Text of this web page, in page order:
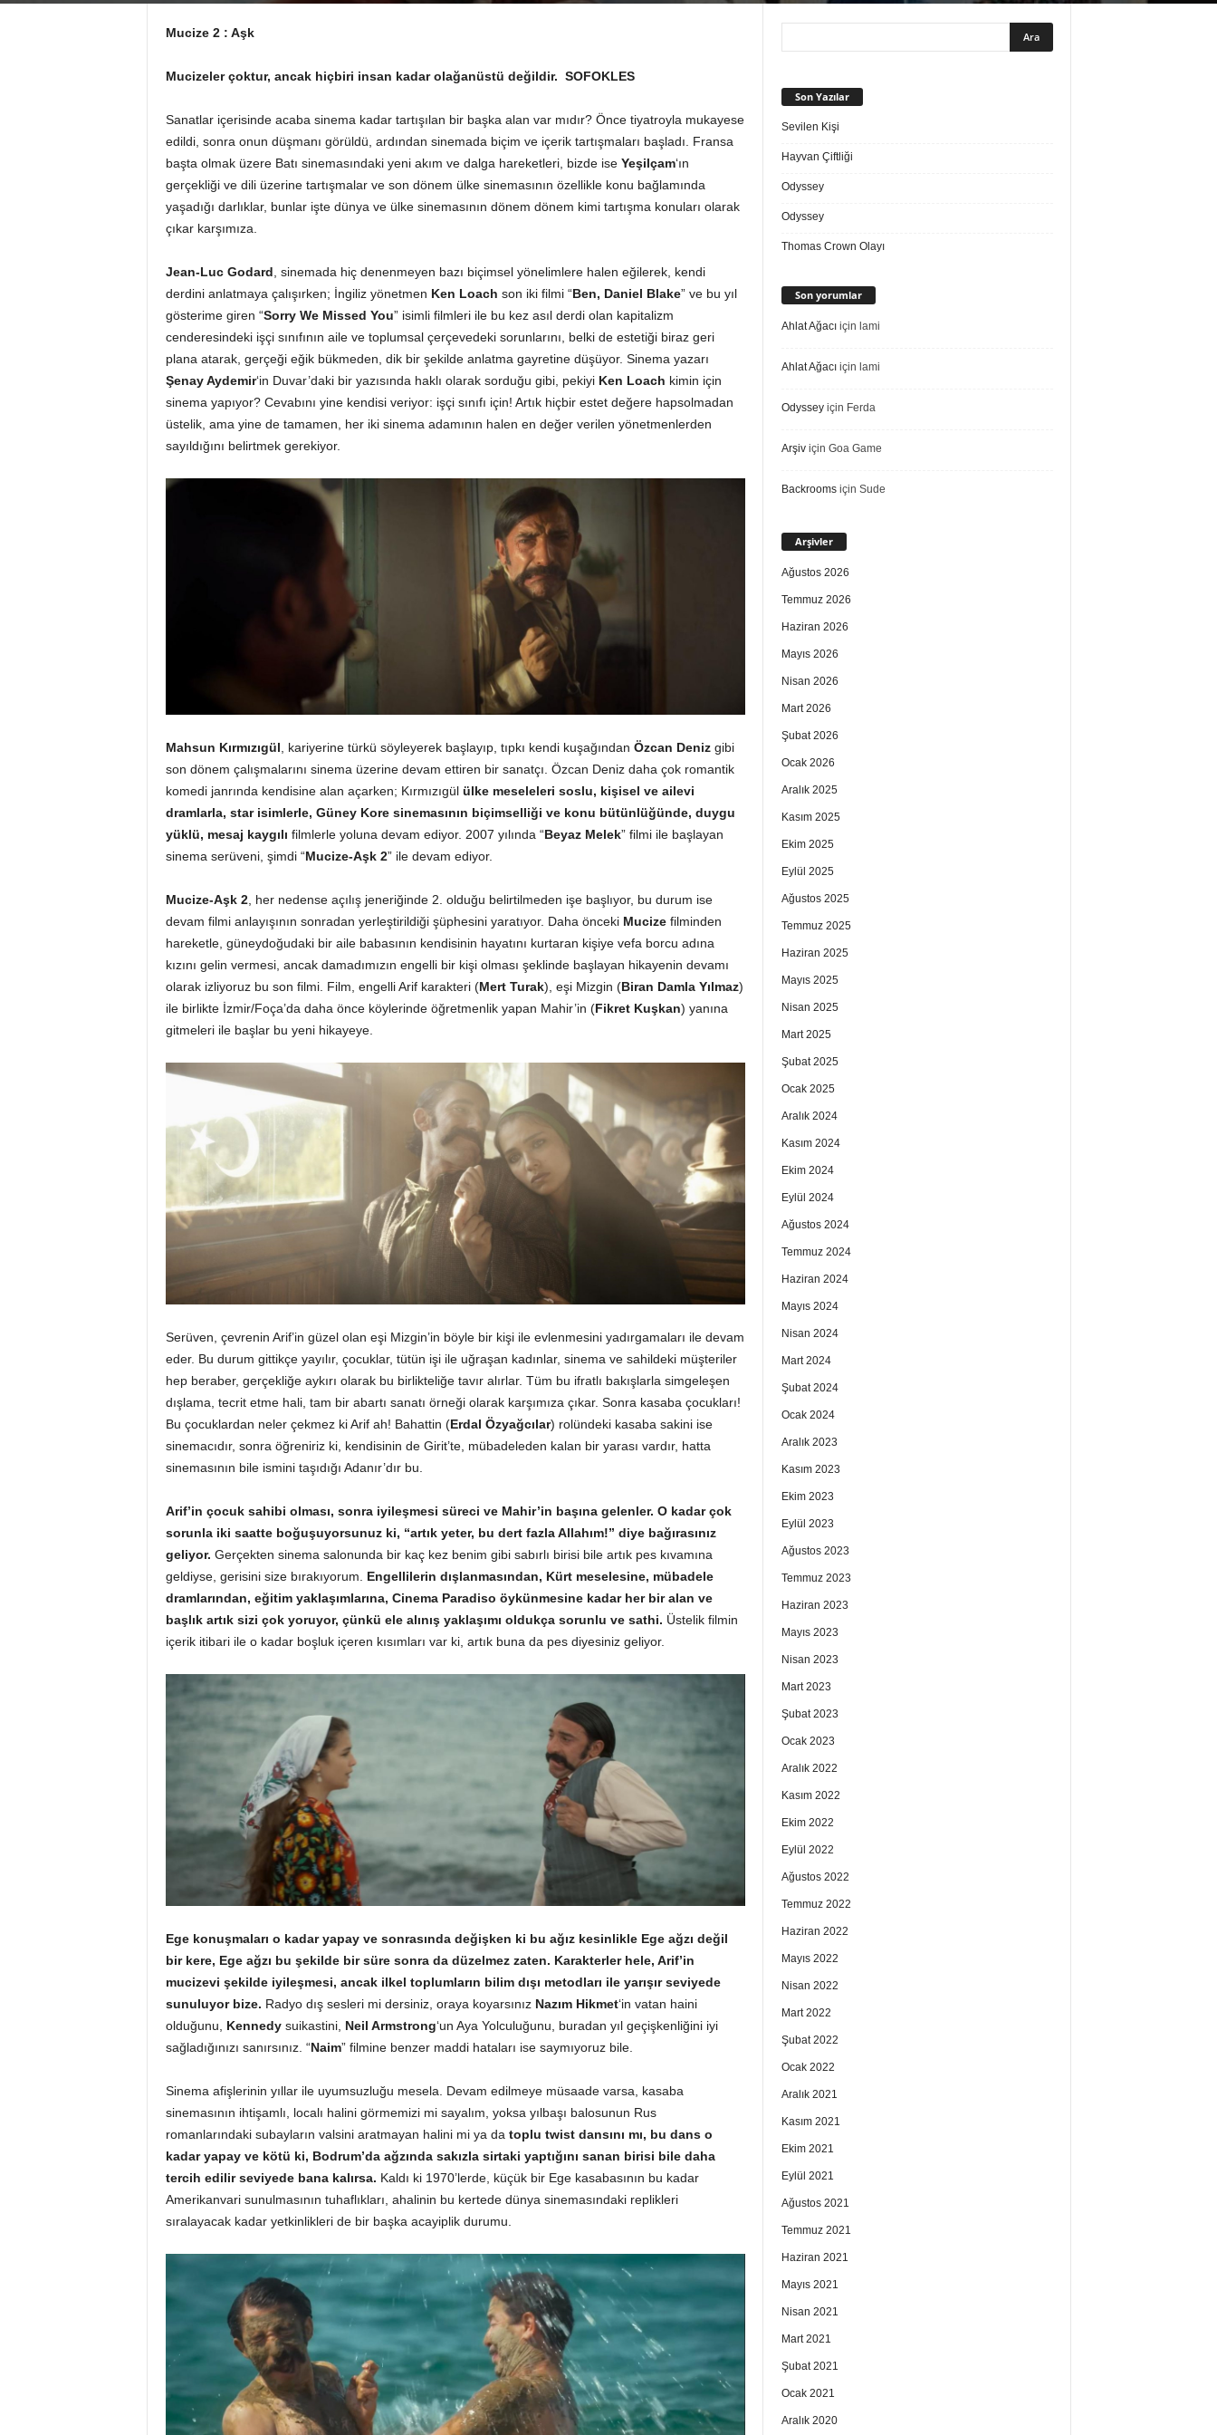
Mucize 2 : Aşk
Mucizeler çoktur, ancak hiçbiri insan kadar olağanüstü değildir. SOFOKLES
Sanatlar içerisinde acaba sinema kadar tartışılan bir başka alan var mıdır? Önce tiyatroyla mukayese
edildi, sonra onun düşmanı görüldü, ardından sinemada biçim ve içerik tartışmaları başladı. Fransa
başta olmak üzere Batı sinemasındaki yeni akım ve dalga hareketleri, bizde ise Yeşilçam‘ın
gerçekliği ve dili üzerine tartışmalar ve son dönem ülke sinemasının özellikle konu bağlamında
yaşadığı darlıklar, bunlar işte dünya ve ülke sinemasının dönem dönem kimi tartışma konuları olarak
çıkar karşımıza.
Jean-Luc Godard , sinemada hiç denenmeyen bazı biçimsel yönelimlere halen eğilerek, kendi
derdini anlatmaya çalışırken; İngiliz yönetmen Ken Loach son iki filmi “Ben, Daniel Blake” ve bu yıl
gösterime giren “Sorry We Missed You” isimli filmleri ile bu kez asıl derdi olan kapitalizm
cenderesindeki işçi sınıfının aile ve toplumsal çerçevedeki sorunlarını, belki de estetiği biraz geri
plana atarak, gerçeği eğik bükmeden, dik bir şekilde anlatma gayretine düşüyor. Sinema yazarı
Şenay Aydemir‘in Duvar’daki bir yazısında haklı olarak sorduğu gibi, pekiyi Ken Loach kimin için
sinema yapıyor? Cevabını yine kendisi veriyor: işçi sınıfı için! Artık hiçbir estet değere hapsolmadan
üstelik, ama yine de tamamen, her iki sinema adamının halen en değer verilen yönetmenlerden
sayıldığını belirtmek gerekiyor.
Mahsun Kırmızıgül, kariyerine türkü söyleyerek başlayıp, tıpkı kendi kuşağından Özcan Denizgibi
son dönem çalışmalarını sinema üzerine devam ettiren bir sanatçı. Özcan Deniz daha çok romantik
komedi janrında kendisine alan açarken; Kırmızıgül ülke meseleleri soslu, kişisel ve ailevi
dramlarla, star isimlerle, Güney Kore sinemasının biçimselliği ve konu bütünlüğünde, duygu
yüklü, mesaj kaygılı filmlerle yoluna devam ediyor. 2007 yılında “Beyaz Melek” filmi ile başlayan
sinema serüveni, şimdi “Mucize-Aşk 2” ile devam ediyor.
Mucize-Aşk 2, her nedense açılış jeneriğinde 2. olduğu belirtilmeden işe başlıyor, bu durum ise
devam filmi anlayışının sonradan yerleştirildiği şüphesini yaratıyor. Daha önceki Mucizefilminden
hareketle, güneydoğudaki bir aile babasının kendisinin hayatını kurtaran kişiye vefa borcu adına
kızını gelin vermesi, ancak damadımızın engelli bir kişi olması şeklinde başlayan hikayenin devamı
olarak izliyoruz bu son filmi. Film, engelli Arif karakteri (Mert Turak), eşi Mizgin (Biran Damla Yılmaz)
ile birlikte İzmir/Foça’da daha önce köylerinde öğretmenlik yapan Mahir’in (Fikret Kuşkan) yanına
gitmeleri ile başlar bu yeni hikayeye.
Serüven, çevrenin Arif’in güzel olan eşi Mizgin’in böyle bir kişi ile evlenmesini yadırgamaları ile devam
eder. Bu durum gittikçe yayılır, çocuklar, tütün işi ile uğraşan kadınlar, sinema ve sahildeki müşteriler
hep beraber, gerçekliğe aykırı olarak bu birlikteliğe tavır alırlar. Tüm bu ifratlı bakışlarla simgeleşen
dışlama, tecrit etme hali, tam bir abartı sanatı örneği olarak karşımıza çıkar. Sonra kasaba çocukları!
Bu çocuklardan neler çekmez ki Arif ah! Bahattin (Erdal Özyağcılar) rolündeki kasaba sakini ise
sinemacıdır, sonra öğreniriz ki, kendisinin de Girit’te, mübadeleden kalan bir yarası vardır, hatta
sinemasının bile ismini taşıdığı Adanır’dır bu.
Arif’in çocuk sahibi olması, sonra iyileşmesi süreci ve Mahir’in başına gelenler. O kadar çok
sorunla iki saatte boğuşuyorsunuz ki, “artık yeter, bu dert fazla Allahım!” diye bağırasınız
geliyor. Gerçekten sinema salonunda bir kaç kez benim gibi sabırlı birisi bile artık pes kıvamına
geldiyse, gerisini size bırakıyorum. Engellilerin dışlanmasından, Kürt meselesine, mübadele
dramlarından, eğitim yaklaşımlarına, Cinema Paradiso öykünmesine kadar her bir alan ve
başlık artık sizi çok yoruyor, çünkü ele alınış yaklaşımı oldukça sorunlu ve sathi. Üstelik filmin
içerik itibari ile o kadar boşluk içeren kısımları var ki, artık buna da pes diyesiniz geliyor.
Ege konuşmaları o kadar yapay ve sonrasında değişken ki bu ağız kesinlikle Ege ağzı değil
bir kere, Ege ağzı bu şekilde bir süre sonra da düzelmez zaten. Karakterler hele, Arif’in
mucizevi şekilde iyileşmesi, ancak ilkel toplumların bilim dışı metodları ile yarışır seviyede
sunuluyor bize. Radyo dış sesleri mi dersiniz, oraya koyarsınız Nazım Hikmet‘in vatan haini
olduğunu, Kennedysuikastini, Neil Armstrong‘un Aya Yolculuğunu, buradan yıl geçişkenliğini iyi
sağladığınızı sanırsınız. “Naim” filmine benzer maddi hataları ise saymıyoruz bile.
Sinema afişlerinin yıllar ile uyumsuzluğu mesela. Devam edilmeye müsaade varsa, kasaba
sinemasının ihtişamlı, localı halini görmemizi mi sayalım, yoksa yılbaşı balosunun Rus
romanlarındaki subayların valsini aratmayan halini mi ya da toplu twist dansını mı, bu dans o
kadar yapay ve kötü ki, Bodrum’da ağzında sakızla sirtaki yaptığını sanan birisi bile daha
tercih edilir seviyede bana kalırsa. Kaldı ki 1970’lerde, küçük bir Ege kasabasının bu kadar
Amerikanvari sunulmasının tuhaflıkları, ahalinin bu kertede dünya sinemasındaki replikleri
sıralayacak kadar yetkinlikleri de bir başka acayiplik durumu.
Son Yazılar
Sevilen Kişi
Hayvan Çiftliği
Odyssey
Odyssey
Thomas Crown Olayı
Son yorumlar
Ahlat Ağacıiçin lami
Ahlat Ağacıiçin lami
Odysseyiçin Ferda
Arşiviçin Goa Game
Backroomsiçin Sude
Arşivler
Ağustos 2026
Temmuz 2026
Haziran 2026
Mayıs 2026
Nisan 2026
Mart 2026
Şubat 2026
Ocak 2026
Aralık 2025
Kasım 2025
Ekim 2025
Eylül 2025
Ağustos 2025
Temmuz 2025
Haziran 2025
Mayıs 2025
Nisan 2025
Mart 2025
Şubat 2025
Ocak 2025
Aralık 2024
Kasım 2024
Ekim 2024
Eylül 2024
Ağustos 2024
Temmuz 2024
Haziran 2024
Mayıs 2024
Nisan 2024
Mart 2024
Şubat 2024
Ocak 2024
Aralık 2023
Kasım 2023
Ekim 2023
Eylül 2023
Ağustos 2023
Temmuz 2023
Haziran 2023
Mayıs 2023
Nisan 2023
Mart 2023
Şubat 2023
Ocak 2023
Aralık 2022
Kasım 2022
Ekim 2022
Eylül 2022
Ağustos 2022
Temmuz 2022
Haziran 2022
Mayıs 2022
Nisan 2022
Mart 2022
Şubat 2022
Ocak 2022
Aralık 2021
Kasım 2021
Ekim 2021
Eylül 2021
Ağustos 2021
Temmuz 2021
Haziran 2021
Mayıs 2021
Nisan 2021
Mart 2021
Şubat 2021
Ocak 2021
Aralık 2020